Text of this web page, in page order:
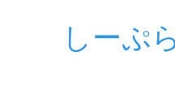
しーぷ